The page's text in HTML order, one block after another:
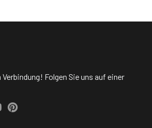
Folgen Sie uns auf einer